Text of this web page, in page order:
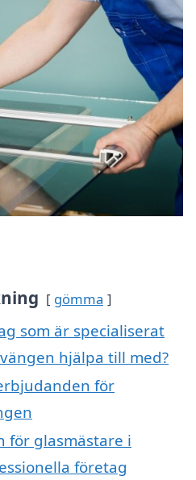
gömma
som är specialiserat
hjälpa till med?
för
för glasmästare i
företag